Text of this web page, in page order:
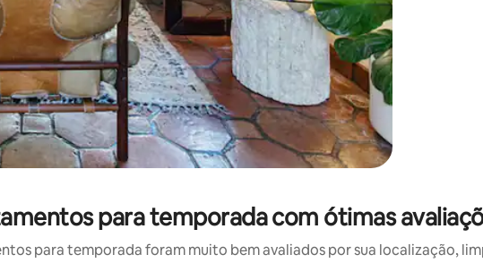
para temporada com ótimas
para temporada foram muito bem avaliados por sua localização,